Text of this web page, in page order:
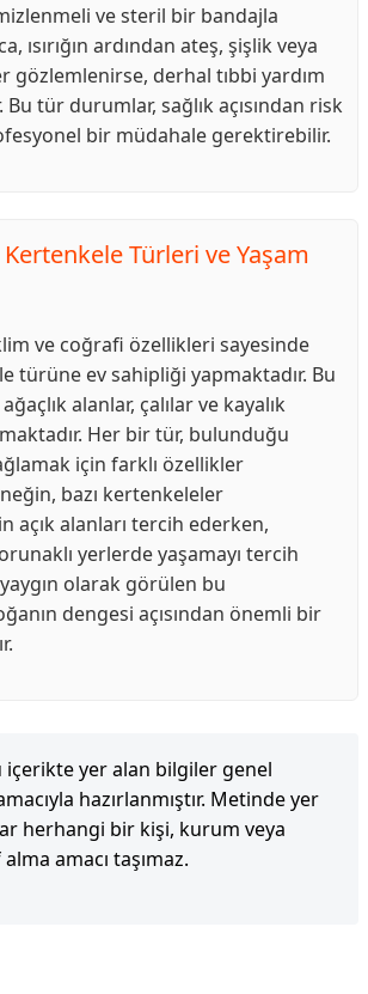
ve steril bir bandajla
ısırığın ardından ateş, şişlik veya
gözlemlenirse, derhal tıbbi yardım
tür durumlar, sağlık açısından risk
bir müdahale gerektirebilir.
Türleri ve Yaşam
ve coğrafi özellikleri sayesinde
türüne ev sahipliği yapmaktadır. Bu
alanlar, çalılar ve kayalık
Her bir tür, bulunduğu
için farklı özellikler
bazı kertenkeleler
açık alanları tercih ederken,
yerlerde yaşamayı tercih
olarak görülen bu
dengesi açısından önemli bir
içerikte yer alan bilgiler genel
hazırlanmıştır. Metinde yer
herhangi bir kişi, kurum veya
amacı taşımaz.